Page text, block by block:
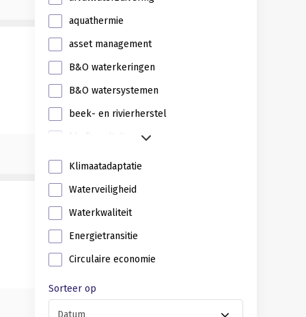
aquathermie
asset management
B&O waterkeringen
B&O watersystemen
beek- en rivierherstel
biodiversiteit
Klimaatadaptatie
Waterveiligheid
Waterkwaliteit
Energietransitie
Circulaire economie
Sorteer op